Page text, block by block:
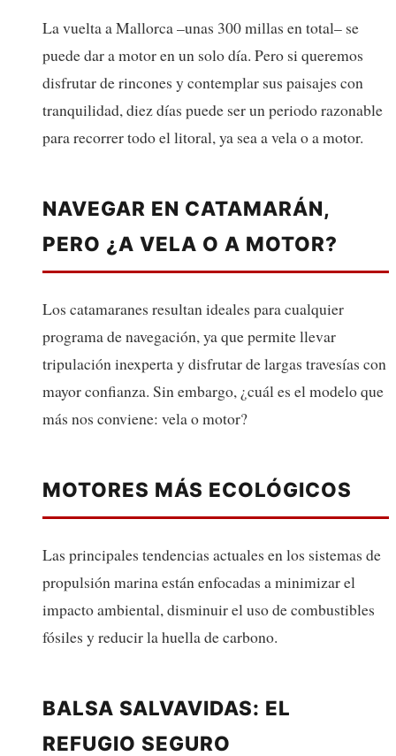
La vuelta a Mallorca –unas 300 millas en total– se
puede dar a motor en un solo día. Pero si queremos
disfrutar de rincones y contemplar sus paisajes con
tranquilidad, diez días puede ser un periodo razonable
para recorrer todo el litoral, ya sea a vela o a motor.
NAVEGAR EN CATAMARÁN,
PERO ¿A VELA O A MOTOR?
Los catamaranes resultan ideales para cualquier
programa de navegación, ya que permite llevar
tripulación inexperta y disfrutar de largas travesías con
mayor confianza. Sin embargo, ¿cuál es el modelo que
más nos conviene: vela o motor?
MOTORES MÁS ECOLÓGICOS
Las principales tendencias actuales en los sistemas de
propulsión marina están enfocadas a minimizar el
impacto ambiental, disminuir el uso de combustibles
fósiles y reducir la huella de carbono.
BALSA SALVAVIDAS: EL
REFUGIO SEGURO